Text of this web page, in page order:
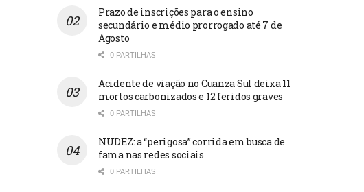
Prazo de inscrições para o ensino
secundário e médio prorrogado até 7 de
Agosto
0 PARTILHAS
Acidente de viação no Cuanza Sul deixa 11
mortos carbonizados e 12 feridos graves
0 PARTILHAS
NUDEZ: a “perigosa” corrida em busca de
fama nas redes sociais
0 PARTILHAS